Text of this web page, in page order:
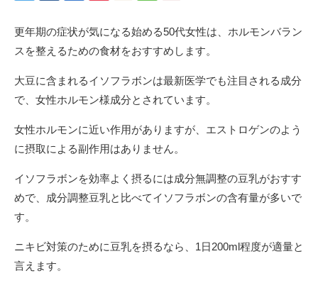
更年期の症状が気になる始める50代女性は、ホルモンバラン
スを整えるための食材をおすすめします。
大豆に含まれるイソフラボンは最新医学でも注目される成分
で、女性ホルモン様成分とされています。
女性ホルモンに近い作用がありますが、エストロゲンのよう
に摂取による副作用はありません。
イソフラボンを効率よく摂るには成分無調整の豆乳がおすす
めで、成分調整豆乳と比べてイソフラボンの含有量が多いで
す。
ニキビ対策のために豆乳を摂るなら、1日200ml程度が適量と
言えます。